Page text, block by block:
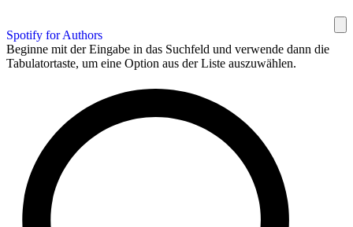
Spotify for Authors
Beginne mit der Eingabe in das Suchfeld und verwende dann die
Tabulatortaste, um eine Option aus der Liste auszuwählen.